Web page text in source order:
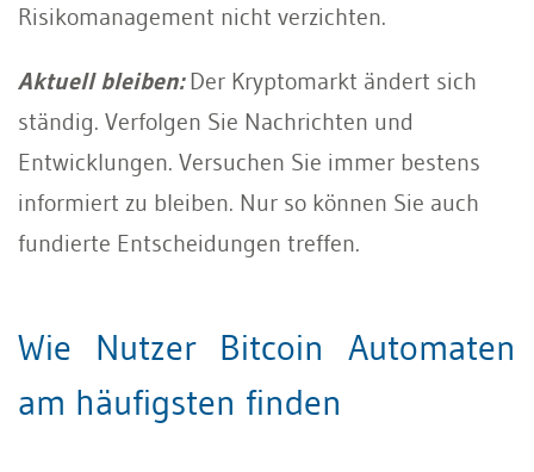
Risikomanagement nicht verzichten.
Aktuell bleiben: Der Kryptomarkt ändert sich
ständig. Verfolgen Sie Nachrichten und
Entwicklungen. Versuchen Sie immer bestens
informiert zu bleiben. Nur so können Sie auch
fundierte Entscheidungen treffen.
Wie Nutzer Bitcoin Automaten
am häufigsten finden